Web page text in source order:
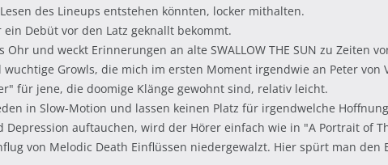
des Lineups entstehen könnten, locker mithalten.
Debüt vor den Latz geknallt bekommt.
und weckt Erinnerungen an alte SWALLOW THE SUN zu Zeiten
Growls, die mich im ersten Moment irgendwie an Peter von
für jene, die doomige Klänge gewohnt sind, relativ leicht.
in Slow-Motion und lassen keinen Platz für irgendwelche
auftauchen, wird der Hörer einfach wie in "A Portrait of
von Melodic Death Einflüssen niedergewalzt. Hier spürt man den